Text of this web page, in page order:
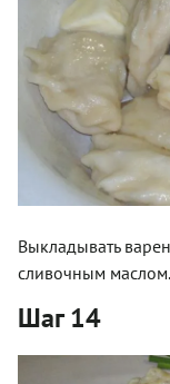
Выкладывать
сливочным маслом.
Шаг 14